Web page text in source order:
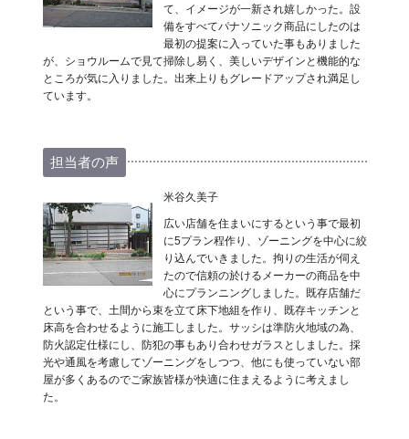
て、イメージが一新され嬉しかった。設
備をすべてパナソニック商品にしたのは
最初の提案に入っていた事もありました
が、ショウルームで見て掃除し易く、美しいデザインと機能的な
ところが気に入りました。出来上りもグレードアップされ満足し
ています。
担当者の声
米谷久美子
広い店舗を住まいにするという事で最初
に5プラン程作り、ゾーニングを中心に絞
り込んでいきました。拘りの生活が伺え
たので信頼の於けるメーカーの商品を中
心にプランニングしました。既存店舗だ
という事で、土間から束を立て床下地組を作り、既存キッチンと
床高を合わせるように施工しました。サッシは準防火地域の為、
防火認定仕様にし、防犯の事もあり合わせガラスとしました。採
光や通風を考慮してゾーニングをしつつ、他にも使っていない部
屋が多くあるのでご家族皆様が快適に住まえるように考えまし
た。